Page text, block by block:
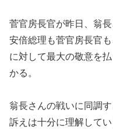
菅官房長官が昨日、翁
安倍総理も菅官房長官
に対して最大の敬意を
かる。
翁長さんの戦いに同調
訴えは十分に理解して